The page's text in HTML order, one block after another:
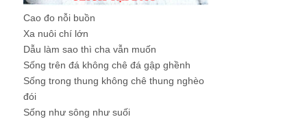
Cao đo nỗi buồn
Xa nuôi chí lớn
Dẫu làm sao thì cha vẫn muốn
Sống trên đá không chê đá gập ghềnh
Sống trong thung không chê thung nghèo
đói
Sống như sông như suối